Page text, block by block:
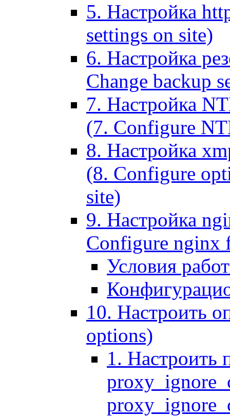
5. Настройка
settings on site)
6. Настройка
Change backup
7. Настройка
(7. Configure
8. Настройка
(8. Configure
site)
9. Настройка
Configure nginx
Условия
10. Настроить
options)
1. Настроить